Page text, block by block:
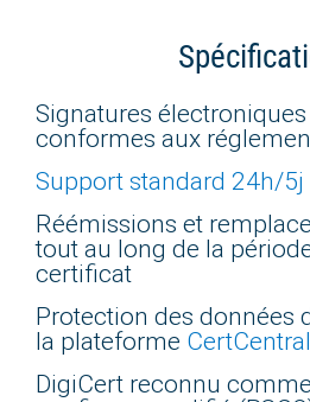
Signatures électroniques
conformes aux
Support standard 24h/5j
Réémissions et
tout au long de la
certificat
Protection des données
la plateforme
DigiCert reconnu